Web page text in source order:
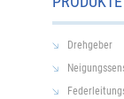
Drehgeber